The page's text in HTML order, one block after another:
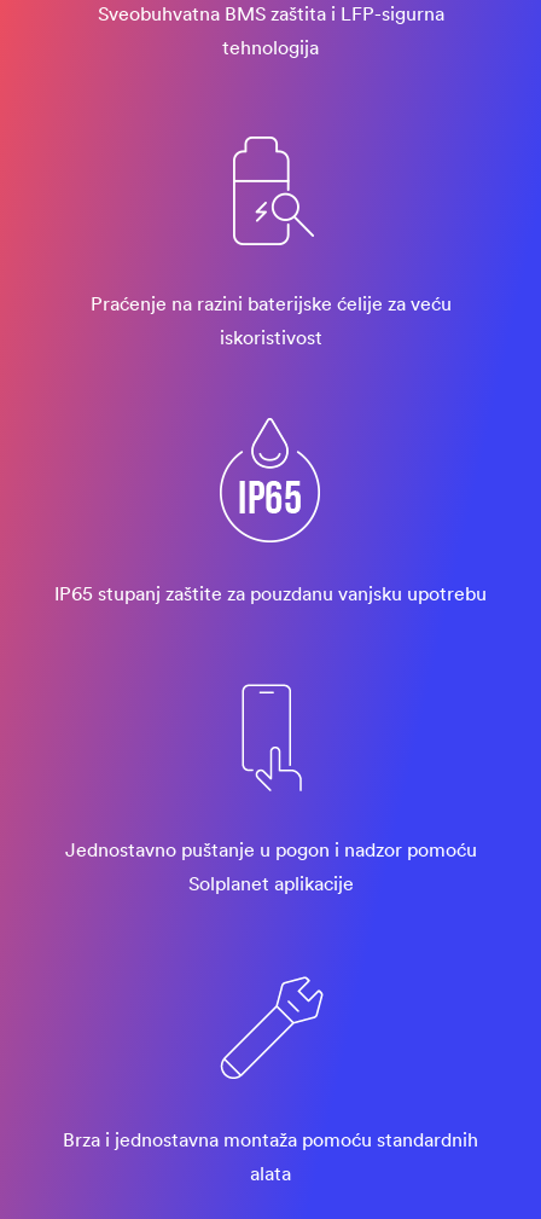
Sveobuhvatna BMS zaštita i LFP-sigurna
tehnologija
Praćenje na razini baterijske ćelije za veću
iskoristivost
IP65 stupanj zaštite za pouzdanu vanjsku upotrebu
Jednostavno puštanje u pogon i nadzor pomoću
Solplanet aplikacije
Brza i jednostavna montaža pomoću standardnih
alata